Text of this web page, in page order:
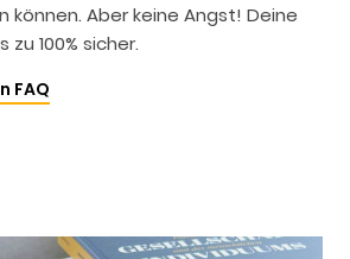
können. Aber keine Angst! Deine
100% sicher.
FAQ